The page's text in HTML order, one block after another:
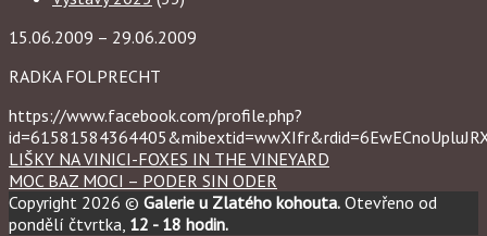
15.06.2009 – 29.06.2009
RADKA FOLPRECHT
https://www.facebook.com/profile.php?
LIŠKY NA VINICI-FOXES IN THE VINEYARD
MOC BAZ MOCI – PODER SIN ODER
Copyright 2026 © Galerie u Zlatého kohouta. Otevřeno od
pondělí čtvrtka, 12 - 18 hodin.